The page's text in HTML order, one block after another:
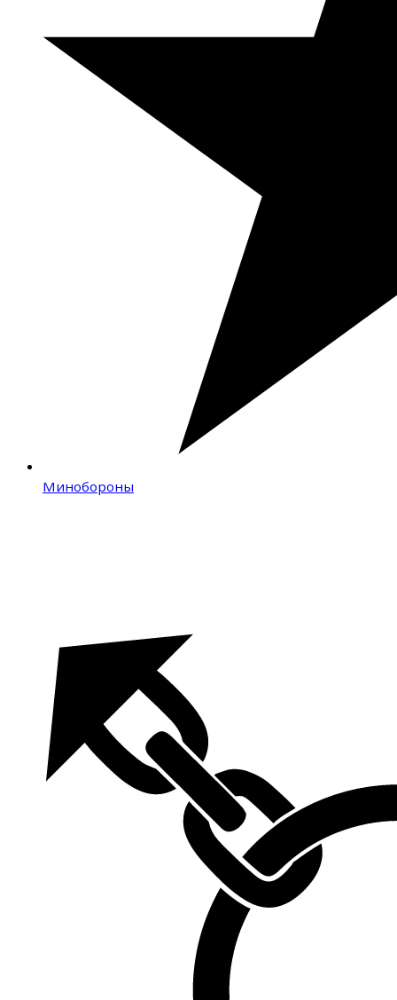
Минобороны